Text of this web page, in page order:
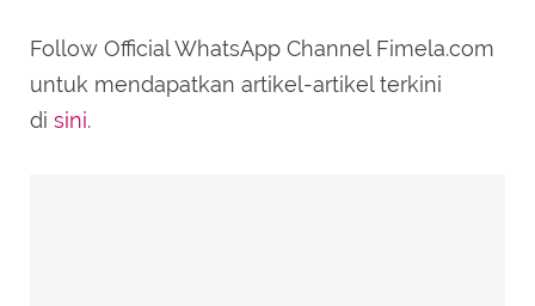
SUBMIT REVIEW
Follow Official WhatsApp Channel Fimela.com
untuk mendapatkan artikel-artikel terkini
di sini.